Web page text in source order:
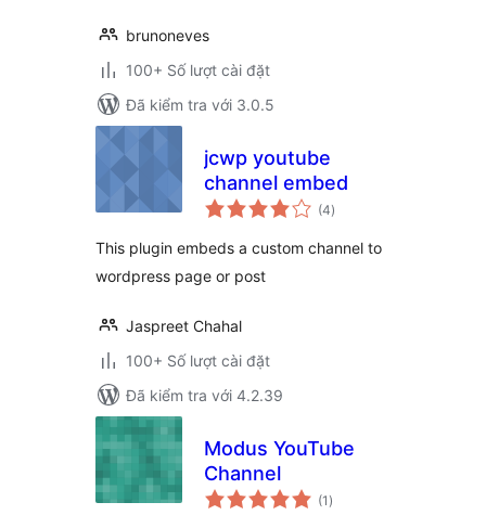
brunoneves
100+ Số lượt cài đặt
Đã kiểm tra với 3.0.5
jcwp youtube
channel embed
(4tổng
đánh
)
This plugin embeds a custom channel to
wordpress page or post
Jaspreet Chahal
100+ Số lượt cài đặt
Đã kiểm tra với 4.2.39
Modus YouTube
Channel
(1 tổng
đánh
)